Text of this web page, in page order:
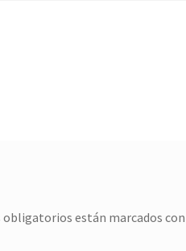
obligatorios están marcados con